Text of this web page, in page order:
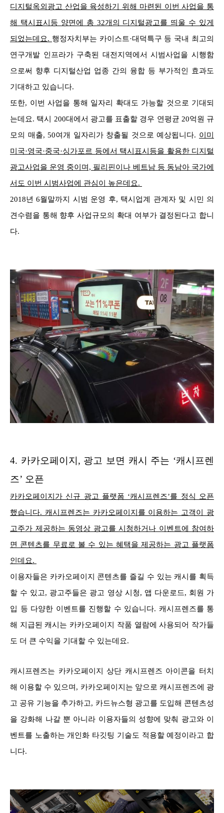
디지털옥외광고 산업을 육성하기 위해 마련된 이번 사업을 통
해 택시표시등 양면에 총 32개의 디지털광고를 띄울 수 있게
되었는데요. 행정자치부는 카이스트·대덕특구 등 국내 최고의
연구개발 인프라가 구축된 대전지역에서 시범사업을 시행함
으로써 향후 디지털산업 업종 간의 융합 등 부가적인 효과도
기대하고 있습니다.
또한, 이번 사업을 통해 일자리 확대도 가능할 것으로 기대되
는데요. 택시 200대에서 광고를 표출할 경우 연평균 20억원 규
모의 매출, 50여개 일자리가 창출될 것으로 예상됩니다. 이미
미국·영국·중국·싱가포르 등에서 택시표시등을 활용한 디지털
광고사업을 운영 중이며, 필리핀이나 베트남 등 동남아 국가에
서도 이번 시범사업에 관심이 높은데요.
2018년 6월말까지 시범 운영 후, 택시업계 관계자 및 시민 의
견수렴을 통해 향후 사업규모의 확대 여부가 결정된다고 합니
다.
4. 카카오페이지, 광고 보면 캐시 주는 ‘캐시프렌
즈’ 오픈
카카오페이지가 신규 광고 플랫폼 ‘캐시프렌즈’를 정식 오픈
했습니다. 캐시프렌즈는 카카오페이지를 이용하는 고객이 광
고주가 제공하는 동영상 광고를 시청하거나 이벤트에 참여하
면 콘텐츠를 무료로 볼 수 있는 혜택을 제공하는 광고 플랫폼
인데요.
이용자들은 카카오페이지 콘텐츠를 즐길 수 있는 캐시를 획득
할 수 있고, 광고주들은 광고 영상 시청, 앱 다운로드, 회원 가
입 등 다양한 이벤트를 진행할 수 있습니다. 캐시프렌즈를 통
해 지급된 캐시는 카카오페이지 작품 열람에 사용되어 작가들
도 더 큰 수익을 기대할 수 있는데요.
캐시프렌즈는 카카오페이지 상단 캐시프렌즈 아이콘을 터치
해 이용할 수 있으며, 카카오페이지는 앞으로 캐시프렌즈에 광
고 공유 기능을 추가하고, 카드뉴스형 광고를 도입해 콘텐츠성
을 강화해 나갈 뿐 아니라 이용자들의 성향에 맞춰 광고와 이
벤트를 노출하는 개인화 타깃팅 기술도 적용할 예정이라고 합
니다.